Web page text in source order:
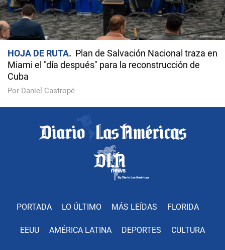
HOJA DE RUTA
Plan de Salvación Nacional traza en
Miami el "día después" para la reconstrucción de
Cuba
Por Daniel Castropé
PORTADA LO ÚLTIMO MÁS LEÍDAS FLORIDA
EEUU AMÉRICA LATINA DEPORTES CULTURA